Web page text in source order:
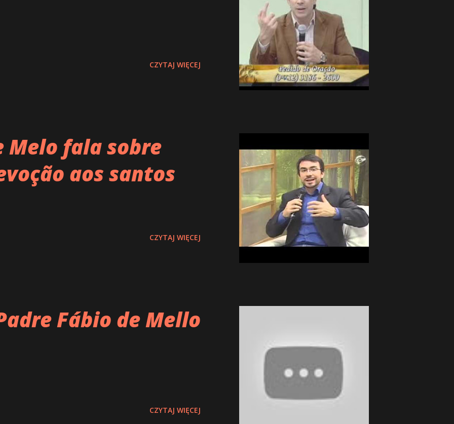
CZYTAJ WIĘCEJ
Melo fala sobre
aos santos
CZYTAJ WIĘCEJ
Fábio de Mello
CZYTAJ WIĘCEJ